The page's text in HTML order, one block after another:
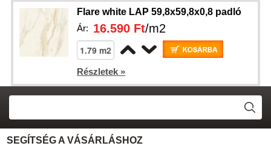
Flare white LAP 59,8x59,8x0,8 padló
Ár: 16.590 Ft/m2
Részletek »
SEGÍTSÉG A VÁSÁRLÁSHOZ